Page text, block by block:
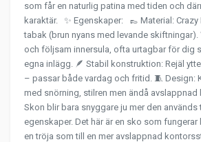
som får en naturlig patina med tiden och
karaktär. ✨ Egenskaper: 👞 Material:
tabak (brun nyans med levande
och följsam innersula, ofta urtagbar för dig
egna inlägg. 🪶 Stabil konstruktion: Rejäl
– passar både vardag och fritid. 🧵 Design:
med snörning, stilren men ändå
Skon blir bara snyggare ju mer den används
egenskaper. Det här är en sko som
en tröja som till en mer avslappnad